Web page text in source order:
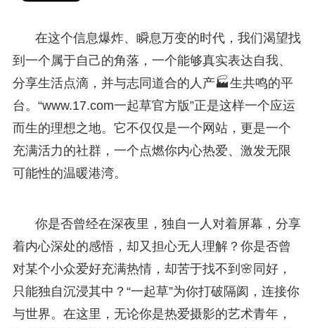
在这个信息爆炸、瞬息万变的时代，我们渴望找
到一个属于自己的角落，一个能够真实表达自我、
分享生活点滴，并与志同道合的人产🏭生共鸣的平
台。“www.17.com一起草官方版”正是这样一个应运
而生的理想之地。它不仅仅是一个网站，更是一个
充满活力的社群，一个点燃你内心热爱、激发无限
可能性的温暖港湾。
你是否曾经在深夜里，独自一人对着屏幕，分享
着内心深处的感悟，却又担心无人理解？你是否曾
对某个小众爱好充满热情，却苦于找不到🌸同好，
只能独自沉浸其中？“一起草”为你打破隔阂，连接你
与世界。在这里，无论你是热爱摄影的艺术青年，